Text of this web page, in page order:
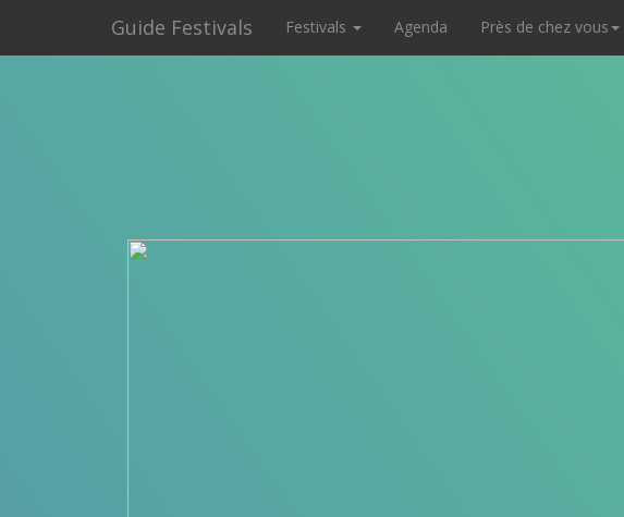
Guide Festivals Festivals Agenda Près de chez vous